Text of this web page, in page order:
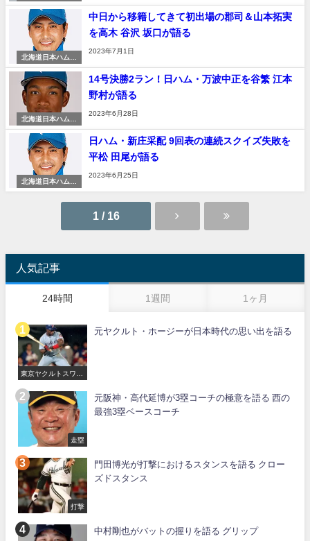
ァイターズ
北海道日本ハムフ
ァイターズ
中日から移籍してきて初出場の郡司＆山本拓実
を高木 谷沢 坂口が語る
2023年7月1日
北海道日本ハムフ
ァイターズ
14号決勝2ラン！日ハム・万波中正を谷繁 江本
野村が語る
2023年6月28日
北海道日本ハムフ
ァイターズ
日ハム・新庄采配 9回表の連続スクイズ失敗を
平松 田尾が語る
2023年6月25日
1 / 16
人気記事
24時間 1週間 1ヶ月
東京ヤクルトスワロ
元ヤクルト・ホージーが日本時代の思い出を語る
走塁
元阪神・高代延博が3塁コーチの極意を語る 西の
最強3塁ベースコーチ
打撃
門田博光が打撃におけるスタンスを語る クロー
ズドスタンス
中村剛也がバットの握りを語る グリップ